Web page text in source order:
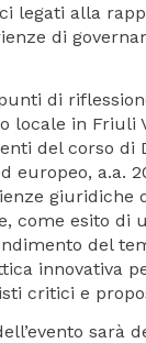
legati alla
di
di
locale in Friuli
del corso di
europeo, a.a.
giuridiche
come esito di
del
innovativa
critici e
sarà